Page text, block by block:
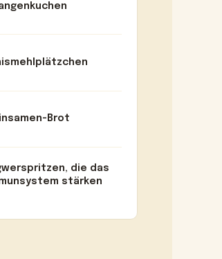
Brot
die das
stärken